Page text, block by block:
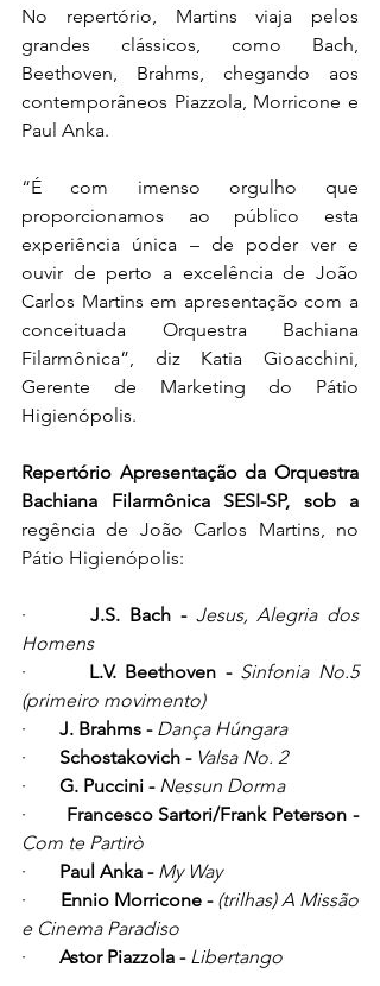
No repertório, Martins viaja pelos
grandes clássicos, como Bach,
Beethoven, Brahms, chegando aos
contemporâneos Piazzola, Morricone e
Paul Anka.
“É com imenso orgulho que
proporcionamos ao público esta
experiência única – de poder ver e
ouvir de perto a excelência de João
Carlos Martins em apresentação com a
conceituada Orquestra Bachiana
Filarmônica”, diz Katia Gioacchini,
Gerente de Marketing do Pátio
Higienópolis.
Repertório Apresentação da Orquestra
regência de João Carlos Martins, no
Pátio Higienópolis:
· J.S. Bach - Jesus, Alegria dos
Homens
· L.V. Beethoven - Sinfonia No.5
(primeiro movimento)
· J. Brahms - Dança Húngara
· Schostakovich - Valsa No. 2
· G. Puccini - Nessun Dorma
·
Francesco Sartori/Frank Peterson -
Com te Partirò
· Paul Anka - My Way
· Ennio Morricone - (trilhas) A Missão
e Cinema Paradiso
· Astor Piazzola - Libertango